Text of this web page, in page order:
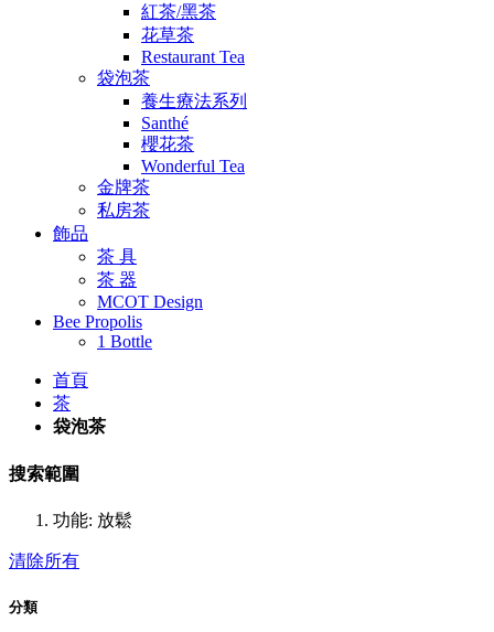
紅茶/黑茶
花草茶
Restaurant Tea
袋泡茶
養生療法系列
Santhé
櫻花茶
Wonderful Tea
金牌茶
私房茶
飾品
茶 具
茶 器
MCOT Design
Bee Propolis
1 Bottle
首頁
茶
袋泡茶
搜索範圍
功能: 放鬆
清除所有
分類